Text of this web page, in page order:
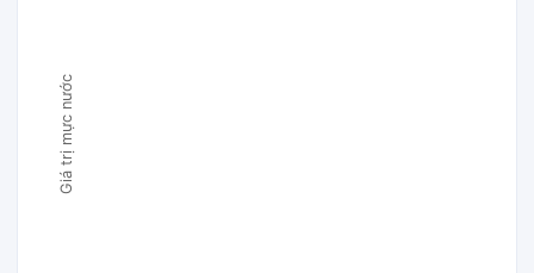
Giá trị mực nước